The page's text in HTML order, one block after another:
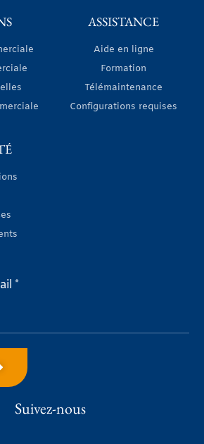
ASSISTANCE
Aide en ligne
Formation
Télémaintenance
Configurations requises
*
Suivez-nous